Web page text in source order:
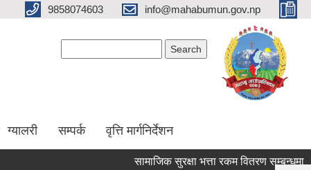
9858074603 info@mahabumun.gov.np
ग्यालरी सम्पर्क वृत्ति मार्गनिर्देशन
सामाजिक सुरक्षा भत्ता रकम वितरण सम्बन्धमा ।।